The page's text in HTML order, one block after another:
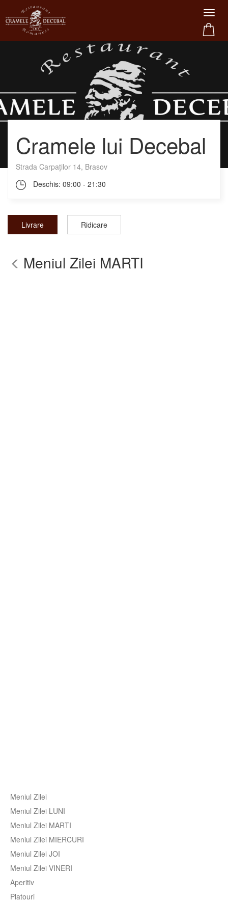
Cramele lui Decebal
Strada Carpaților 14, Brasov
Deschis: 09:00 - 21:30
Livrare Ridicare
Meniul Zilei MARTI
Meniul Zilei
Meniul Zilei LUNI
Meniul Zilei MARTI
Meniul Zilei MIERCURI
Meniul Zilei JOI
Meniul Zilei VINERI
Aperitiv
Platouri